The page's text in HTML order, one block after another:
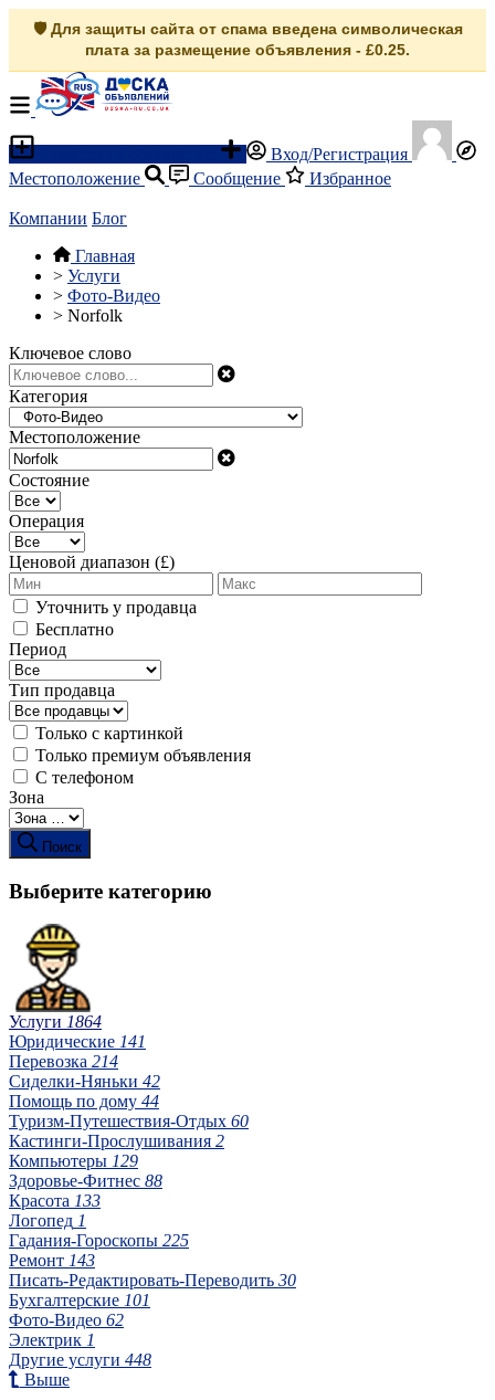
🛡️ Для защиты сайта от спама введена символическая
плата за размещение объявления - £0.25.
Вход/Регистрация
Местоположение
Сообщение Избранное
Компании Блог
Главная
> Услуги
> Фото-Видео
> Norfolk
Ключевое слово
Категория
Местоположение
Состояние
Операция
Ценовой диапазон (£)
Уточнить у продавца
Бесплатно
Период
Тип продавца
Только с картинкой
Только премиум объявления
С телефоном
Зона
Поиск
Выберите категорию
Услуги 1864
Юридические 141
Перевозка 214
Сиделки-Няньки 42
Помощь по дому 44
Туризм-Путешествия-Отдых 60
Кастинги-Прослушивания 2
Компьютеры 129
Здоровье-Фитнес 88
Красота 133
Логопед 1
Гадания-Гороскопы 225
Ремонт 143
Писать-Редактировать-Переводить 30
Бухгалтерские 101
Фото-Видео 62
Электрик 1
Другие услуги 448
Выше